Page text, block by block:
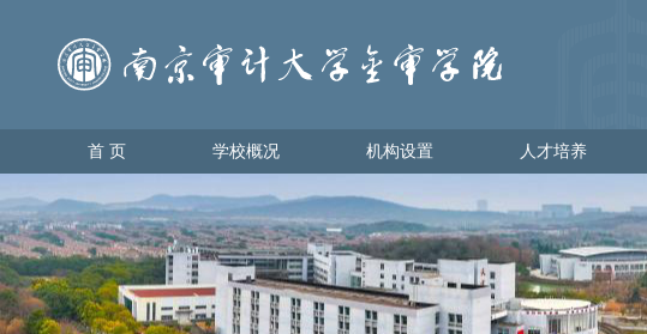
首 页 学校概况
学校简介
理事会领导
学校领导
办学理念
机构设置 人才培养
教育教学
学生管理
首 页 学校概况 机构设置 人才培养